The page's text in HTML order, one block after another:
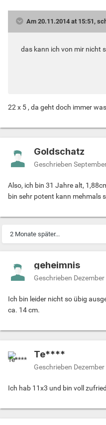
Am 20.11.2014 at 15:51,
das kann ich von mir nicht
22 x 5 , da geht doch immer
Goldschatz
Geschrieben
Also, ich bin 31 Jahre alt,
bin sehr potent kann mehmals
2 Monate später...
geheimnis
Geschrieben
Ich bin leider nicht so übig
ca. 14 cm.
Te****
Geschrieben
Ich hab 11x3 und bin voll